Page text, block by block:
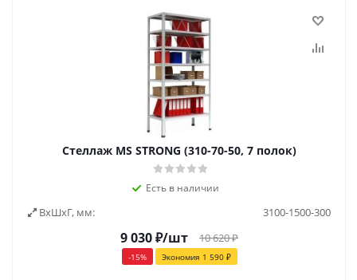
Стеллаж MS STRONG (310-70-50, 7 полок)
Есть в наличии
ВxШxГ, мм: 3100-1500-300
9 030₽/шт 10 620₽
-15% Экономия 1 590₽